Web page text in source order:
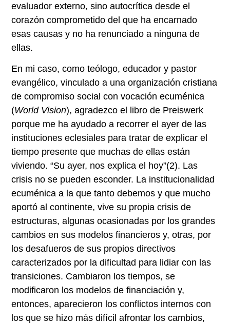
evaluador externo, sino autocrítica desde el
corazón comprometido del que ha encarnado
esas causas y no ha renunciado a ninguna de
ellas.
En mi caso, como teólogo, educador y pastor
evangélico, vinculado a una organización cristiana
de compromiso social con vocación ecuménica
(World Vision), agradezco el libro de Preiswerk
porque me ha ayudado a recorrer el ayer de las
instituciones eclesiales para tratar de explicar el
tiempo presente que muchas de ellas están
viviendo. “Su ayer, nos explica el hoy”(2). Las
crisis no se pueden esconder. La institucionalidad
ecuménica a la que tanto debemos y que mucho
aportó al continente, vive su propia crisis de
estructuras, algunas ocasionadas por los grandes
cambios en sus modelos financieros y, otras, por
los desafueros de sus propios directivos
caracterizados por la dificultad para lidiar con las
transiciones. Cambiaron los tiempos, se
modificaron los modelos de financiación y,
entonces, aparecieron los conflictos internos con
los que se hizo más difícil afrontar los cambios,